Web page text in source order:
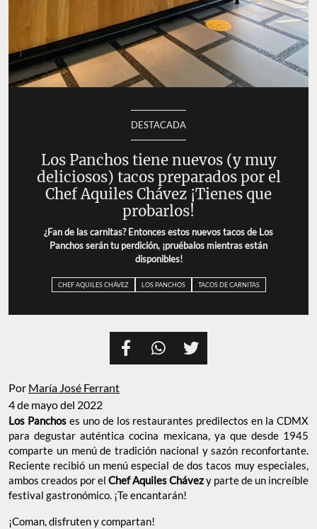
DESTACADA
Los Panchos tiene nuevos (y muy
deliciosos) tacos preparados por el
Chef Aquiles Chávez ¡Tienes que
probarlos!
¿Fan de las carnitas? Entonces estos nuevos tacos de Los
Panchos serán tu perdición, ¡pruébalos mientras están
disponibles!
CHEF AQUILES CHÁVEZ LOS PANCHOS TACOS DE CARNITAS
Por María José Ferrant
4 de mayo del 2022
Los Panchos es uno de los restaurantes predilectos en la CDMX
para degustar auténtica cocina mexicana, ya que desde 1945
comparte un menú de tradición nacional y sazón reconfortante.
Reciente recibió un menú especial de dos tacos muy especiales,
ambos creados por el Chef Aquiles Chávezy parte de un increíble
festival gastronómico. ¡Te encantarán!
¡Coman, disfruten y compartan!